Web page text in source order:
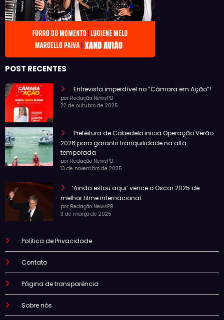
POST RECENTES
Entrevista imperdível no “Câmara em Ação”!
por Redação NewsPB
22 de outubro de 2025
Prefeitura de Cabedelo inicia Operação Verão
2026 para garantir tranquilidade na alta
temporada
por Redação NewsPB
13 de novembro de 2025
‘Ainda estou aqui’ vence o Oscar 2025 de
melhor filme internacional
por Redação NewsPB
3 de março de 2025
Política de Privacidade
Contato
Página de transparência
Sobre nós